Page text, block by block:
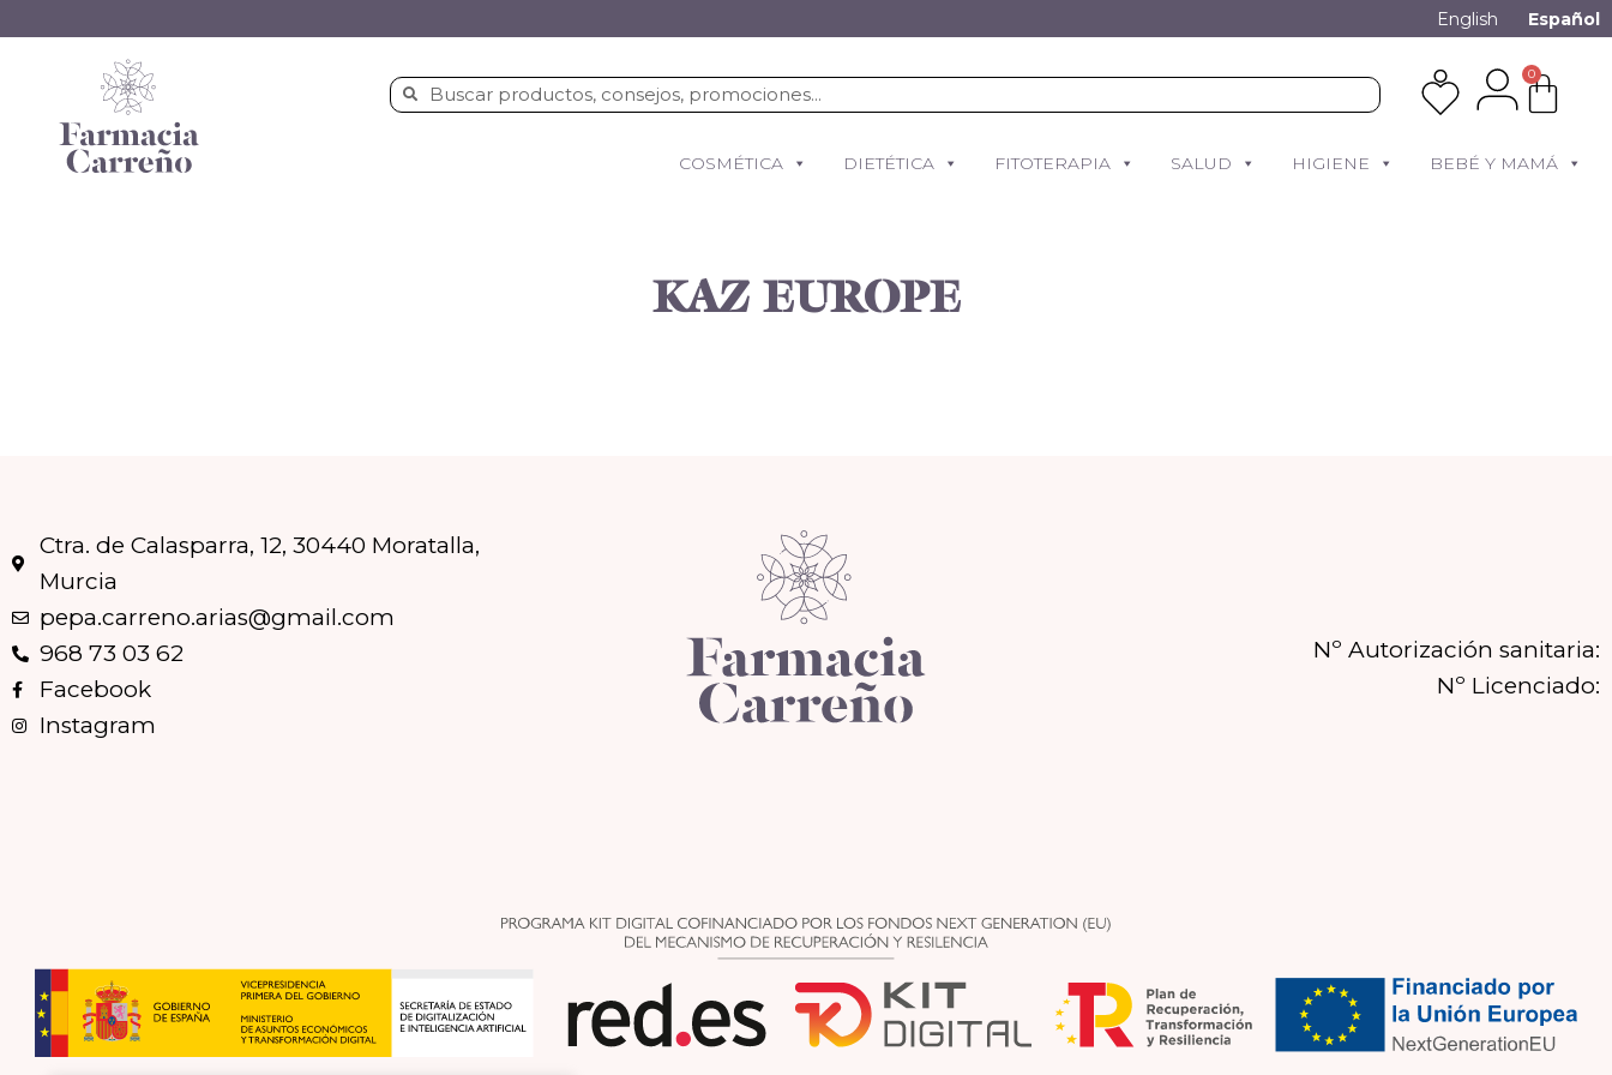
English Español
0
COSMÉTICA DIETÉTICA FITOTERAPIA SALUD HIGIENE BEBÉ Y MAMÁ
KAZ EUROPE
Ctra. de Calasparra, 12, 30440 Moratalla,
Murcia
pepa.carreno.arias@gmail.com
968 73 03 62
Facebook
Instagram
Nº Autorización sanitaria:
Nº Licenciado: